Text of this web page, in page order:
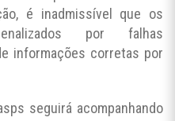
é inadmissível que os
por falhas
informações corretas por
seguirá acompanhando